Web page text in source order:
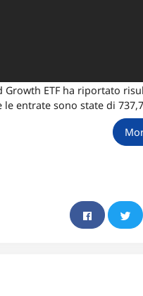
Growth ETF ha riportato
entrate sono state di